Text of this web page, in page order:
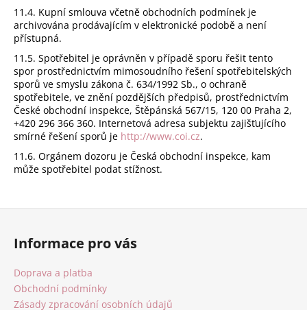
11.4. Kupní smlouva včetně obchodních podmínek je
archivována prodávajícím v elektronické podobě a není
přístupná.
11.5. Spotřebitel je oprávněn v případě sporu řešit tento
spor prostřednictvím mimosoudního řešení spotřebitelských
sporů ve smyslu zákona č. 634/1992 Sb., o ochraně
spotřebitele, ve znění pozdějších předpisů, prostřednictvím
České obchodní inspekce, Štěpánská 567/15, 120 00 Praha 2,
+420 296 366 360. Internetová adresa subjektu zajišťujícího
smírné řešení sporů je http://www.coi.cz.
11.6. Orgánem dozoru je Česká obchodní inspekce, kam
může spotřebitel podat stížnost.
Informace pro vás
Doprava a platba
Obchodní podmínky
Zásady zpracování osobních údajů